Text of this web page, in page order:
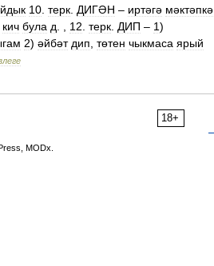
10 терк ДИГӘН – иртәгә мәктәпкә
кич була д 12 терк ДИП – 1)
2) әйбәт дип төтен чыкмаса ярый
18+
MODx.